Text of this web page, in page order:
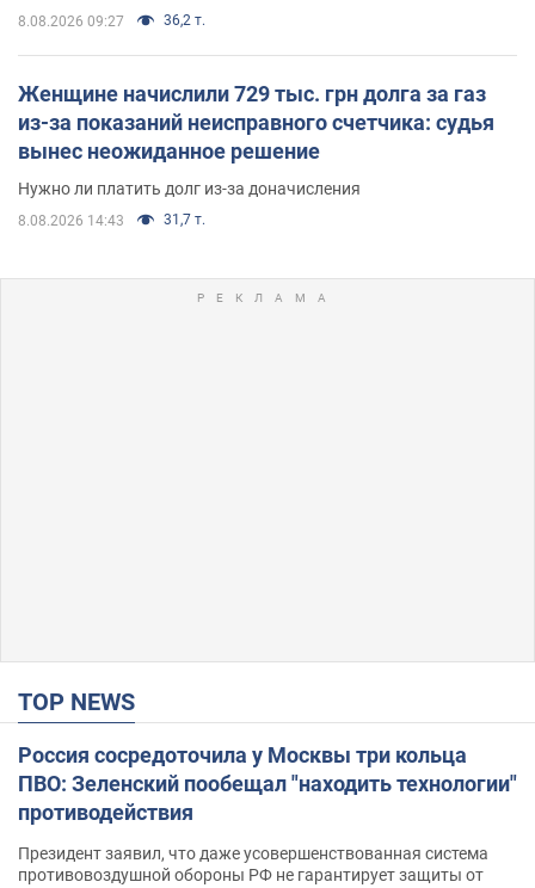
8.08.2026 09:27 36,2 т.
Женщине начислили 729 тыс. грн долга за газ
из-за показаний неисправного счетчика: судья
вынес неожиданное решение
Нужно ли платить долг из-за доначисления
8.08.2026 14:43 31,7 т.
TOP NEWS
Россия сосредоточила у Москвы три кольца
ПВО: Зеленский пообещал "находить технологии"
противодействия
Президент заявил, что даже усовершенствованная система
противовоздушной обороны РФ не гарантирует защиты от